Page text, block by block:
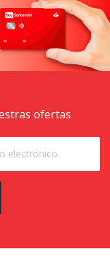
ofertas